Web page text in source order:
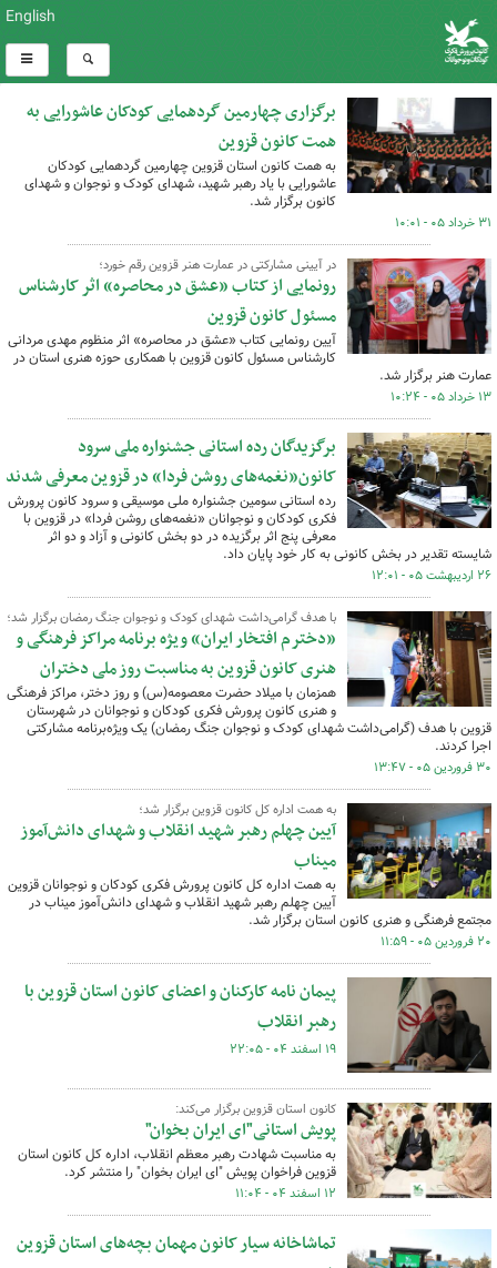
English
برگزاری چهارمین گردهمایی کودکان عاشورایی به
همت کانون قزوین
به همت کانون استان قزوین چهارمین گردهمایی کودکان
عاشورایی با یاد رهبر شهید، شهدای کودک و نوجوان و شهدای
کانون برگزار شد.
۳۱ خرداد ۰۵ - ۱۰:۰۱
در آیینی مشارکتی در عمارت هنر قزوین رقم خورد؛
رونمایی از کتاب «عشق در محاصره» اثر کارشناس
مسئول کانون قزوین
آیین رونمایی کتاب «عشق در محاصره» اثر منظوم مهدی مردانی
کارشناس مسئول کانون قزوین با همکاری حوزه هنری استان در
عمارت هنر برگزار شد.
۱۳ خرداد ۰۵ - ۱۰:۲۴
برگزیدگان رده استانی جشنواره ملی سرود
کانون«نغمه‌های روشن فردا» در قزوین معرفی شدند
رده استانی سومین جشنواره ملی موسیقی و سرود کانون پرورش
فکری کودکان و نوجوانان «نغمه‌های روشن فردا» در قزوین با
معرفی پنج اثر برگزیده در دو بخش کانونی و آزاد و دو اثر
شایسته تقدیر در بخش کانونی به کار خود پایان داد.
۲۶ اردیبهشت ۰۵ - ۱۲:۰۱
با هدف گرامی‌داشت شهدای کودک و نوجوان جنگ رمضان برگزار شد؛
«دخترم افتخار ایران» ویژه برنامه مراکز فرهنگی و
هنری کانون قزوین به مناسبت روز ملی دختران
همزمان با میلاد حضرت معصومه(س) و روز دختر، مراکز فرهنگی
و هنری کانون پرورش فکری کودکان و نوجوانان در شهرستان
قزوین با هدف (گرامی‌داشت شهدای کودک و نوجوان جنگ رمضان) یک ویژه‌برنامه مشارکتی
اجرا کردند.
۳۰ فروردین ۰۵ - ۱۳:۴۷
به همت اداره کل کانون قزوین برگزار شد؛
آیین چهلم رهبر شهید انقلاب و شهدای دانش‌آموز
میناب
به همت اداره کل کانون پرورش فکری کودکان و نوجوانان قزوین
آیین چهلم رهبر شهید انقلاب و شهدای دانش‌آموز میناب در
مجتمع فرهنگی و هنری کانون استان برگزار شد.
۲۰ فروردین ۰۵ - ۱۱:۵۹
پیمان نامه کارکنان و اعضای کانون استان قزوین با
رهبر انقلاب
۱۹ اسفند ۰۴ - ۲۲:۰۵
کانون استان قزوین برگزار می‌کند:
پویش استانی"ای ایران بخوان"
به مناسبت شهادت رهبر معظم انقلاب، اداره کل کانون استان
قزوین فراخوان پویش "ای ایران بخوان" را منتشر کرد.
۱۲ اسفند ۰۴ - ۱۱:۰۴
تماشاخانه سیار کانون مهمان بچه‌های استان قزوین